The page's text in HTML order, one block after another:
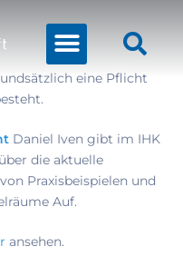
eine Pflicht
Daniel Iven gibt im IHK
die aktuelle
Praxisbeispielen und
Auf.
ansehen.